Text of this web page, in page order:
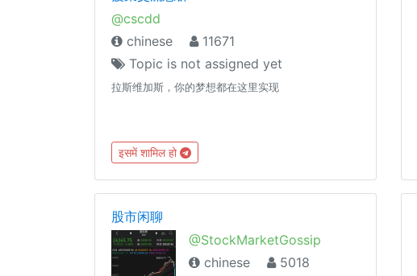
@cscdd
chinese
11671
Topic is not assigned yet
拉斯维加斯，你的梦想都在这里实现
इसमें शामिल हो
股市闲聊
@StockMarketGossip
chinese
5018